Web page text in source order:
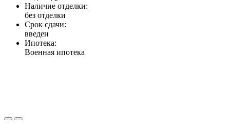
Наличие отделки:
без отделки
Срок сдачи:
введен
Ипотека:
Военная ипотека